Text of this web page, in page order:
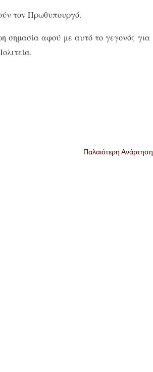
τον Πρωθυπουργό.
σημασία αφού με αυτό το γεγονός για
Παλαιότερη Ανάρτηση